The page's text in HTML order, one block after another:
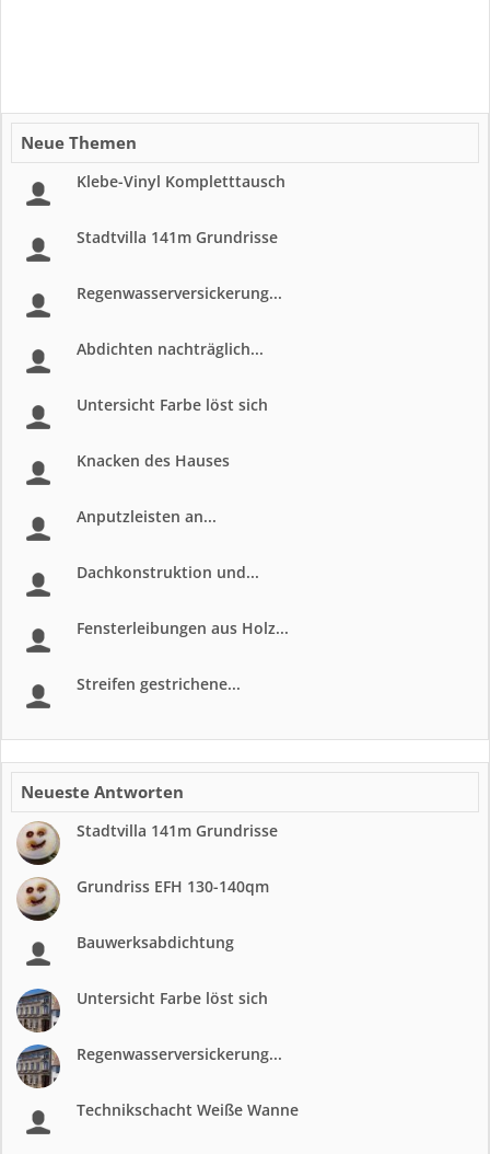
Neue Themen
Klebe-Vinyl Kompletttausch
Stadtvilla 141m Grundrisse
Regenwasserversickerung...
Abdichten nachträglich...
Untersicht Farbe löst sich
Knacken des Hauses
Anputzleisten an...
Dachkonstruktion und...
Fensterleibungen aus Holz...
Streifen gestrichene...
Neueste Antworten
Stadtvilla 141m Grundrisse
Grundriss EFH 130-140qm
Bauwerksabdichtung
Untersicht Farbe löst sich
Regenwasserversickerung...
Technikschacht Weiße Wanne